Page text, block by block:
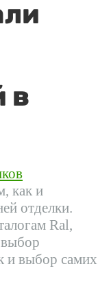
в
как и
отделки.
Ral,
и выбор самих